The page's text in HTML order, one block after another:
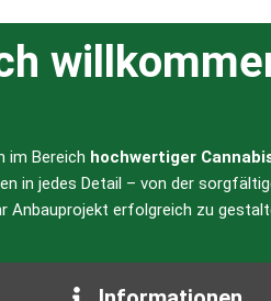
im Bereich hochwertiger
in jedes Detail – von der
Anbauprojekt erfolgreich zu